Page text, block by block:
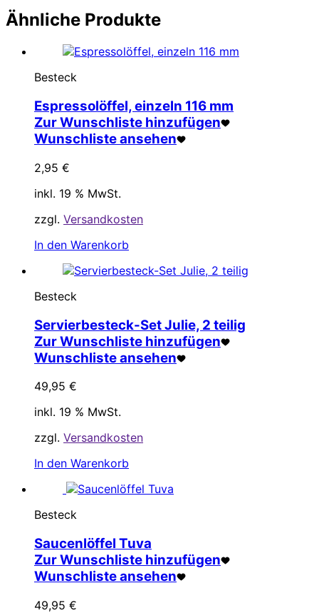
Ähnliche Produkte
Besteck
Espressolöffel, einzeln 116 mm
Zur Wunschliste hinzufügen
Wunschliste ansehen
2,95 €
inkl. 19 % MwSt.
zzgl. Versandkosten
In den Warenkorb
Besteck
Servierbesteck-Set Julie, 2 teilig
Zur Wunschliste hinzufügen
Wunschliste ansehen
49,95 €
inkl. 19 % MwSt.
zzgl. Versandkosten
In den Warenkorb
Besteck
Saucenlöffel Tuva
Zur Wunschliste hinzufügen
Wunschliste ansehen
49,95 €